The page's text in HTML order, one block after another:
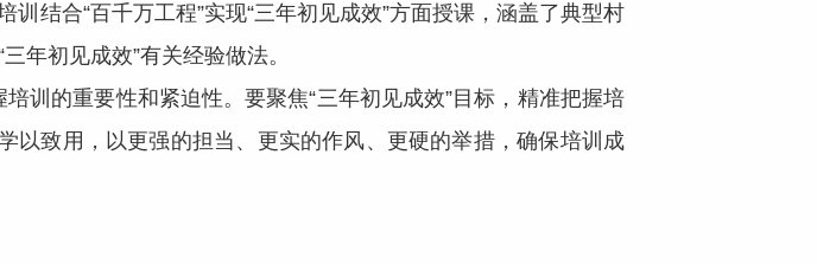
结合“百千万工程”实现“三年初见成效”方面授课，涵盖了典型村
年初见成效”有关经验做法。
的重要性和紧迫性。要聚焦“三年初见成效”目标，精准把握培
以致用，以更强的担当、更实的作风、更硬的举措，确保培训成